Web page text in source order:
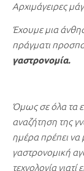
Αρχιμάγειρες
Έχουμε μια
πράγματι
γαστρονομία.
Όμως σε όλα τα
αναζήτηση της
ημέρα πρέπει να
γαστρονομική
τεχνολογία